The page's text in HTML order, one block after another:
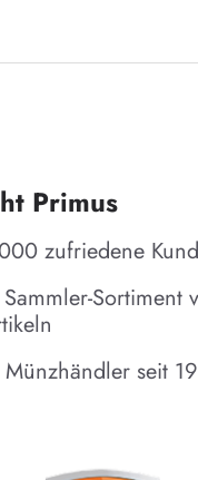
Primus
zufriedene
Sortiment
seit